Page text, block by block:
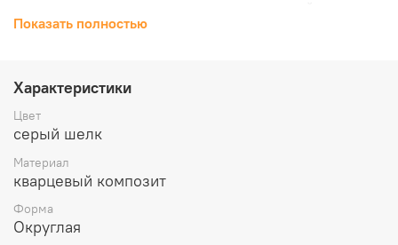
царапинам и высоким температурам, что делает её
места для мытья посуды и продуктов, а гладкая
поверхность легко чистится от загрязнений. Благодаря
серому оттенку "шелк", мойка идеально сочетается с
любыми цветами интерьера, добавляя нотку
Показать полностью
Характеристики
Цвет
серый шелк
Материал
кварцевый композит
Форма
Округлая